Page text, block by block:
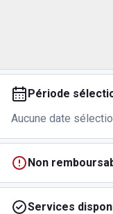
Période
Aucune date
Non
Services